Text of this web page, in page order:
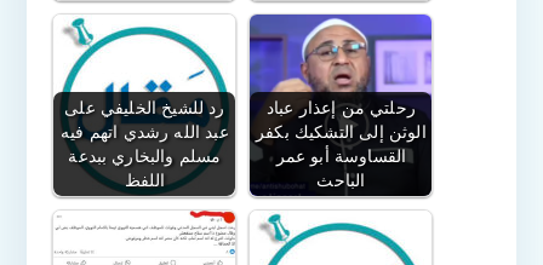
رد للشيخ الخليفي على
عبد الله رشدي اتهم فيه
مسلم والبخاري ببدعة
اللفظ
رحلتي من إعذار عباد
الوثن إلى التشكيك بكفر
القساوسة أبو عمر
الباحث